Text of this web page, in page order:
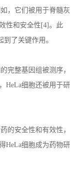
，它们被用于脊髓灰
性和安全性 [4]。此
了关键作用。
完整基因组被测序，
HeLa细胞还被用于研
的安全性和有效性，
HeLa细胞成为药物研